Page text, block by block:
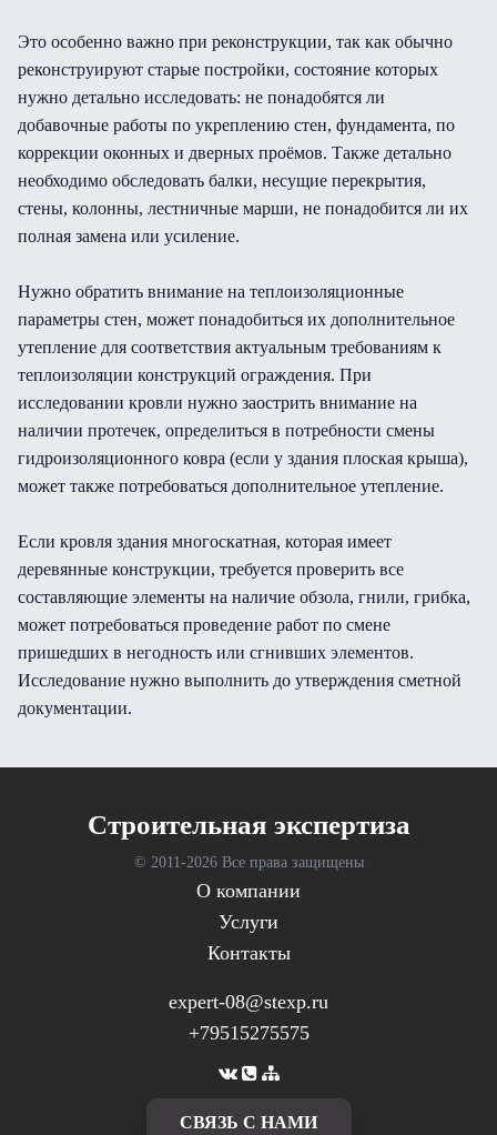
Это особенно важно при реконструкции, так как обычно
реконструируют старые постройки, состояние которых
нужно детально исследовать: не понадобятся ли
добавочные работы по укреплению стен, фундамента, по
коррекции оконных и дверных проёмов. Также детально
необходимо обследовать балки, несущие перекрытия,
стены, колонны, лестничные марши, не понадобится ли их
полная замена или усиление.
Нужно обратить внимание на теплоизоляционные
параметры стен, может понадобиться их дополнительное
утепление для соответствия актуальным требованиям к
теплоизоляции конструкций ограждения. При
исследовании кровли нужно заострить внимание на
наличии протечек, определиться в потребности смены
гидроизоляционного ковра (если у здания плоская крыша),
может также потребоваться дополнительное утепление.
Если кровля здания многоскатная, которая имеет
деревянные конструкции, требуется проверить все
составляющие элементы на наличие обзола, гнили, грибка,
может потребоваться проведение работ по смене
пришедших в негодность или сгнивших элементов.
Исследование нужно выполнить до утверждения сметной
документации.
Cтроительная экспертиза
© 2011-2026 Все права защищены
О компании
Услуги
Контакты
expert-08@stexp.ru
+79515275575
CВЯЗЬ С НАМИ